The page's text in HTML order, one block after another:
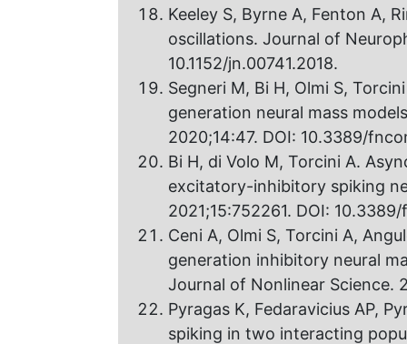
Keeley S, Byrne A, Fenton A,
oscillations. Journal of
10.1152/jn.00741.2018.
Segneri M, Bi H, Olmi S,
generation neural mass
2020;14:47. DOI: 10.3389/
Bi H, di Volo M, Torcini A.
excitatory-inhibitory spiking
2021;15:752261. DOI:
Ceni A, Olmi S, Torcini A,
generation inhibitory neural
Journal of Nonlinear Science.
Pyragas K, Fedaravicius AP,
spiking in two interacting